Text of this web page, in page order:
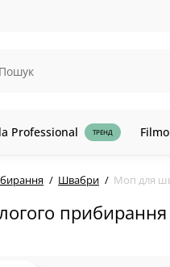
Professional ТРЕНД
Швабри Моп для
прибирання